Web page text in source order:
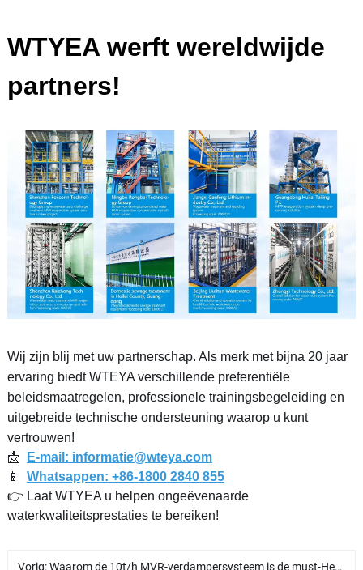
WTYEA werft wereldwijde
partners!
Wij zijn blij met uw partnerschap. Als merk met bijna 20 jaar
ervaring biedt WTEYA verschillende preferentiële
beleidsmaatregelen, professionele trainingsbegeleiding en
uitgebreide technische ondersteuning waarop u kunt
vertrouwen!
📩
E-mail: informatie@wteya.com
📱 Whatsappen: +86-1800 2840 855
👉 Laat WTYEA u helpen ongeëvenaarde
waterkwaliteitsprestaties te bereiken!
Vorig:Waarom de 10t/h MVR-verdampersysteem is de must-Heb keuze voor groot-Schaal afvalwaterzuivering？